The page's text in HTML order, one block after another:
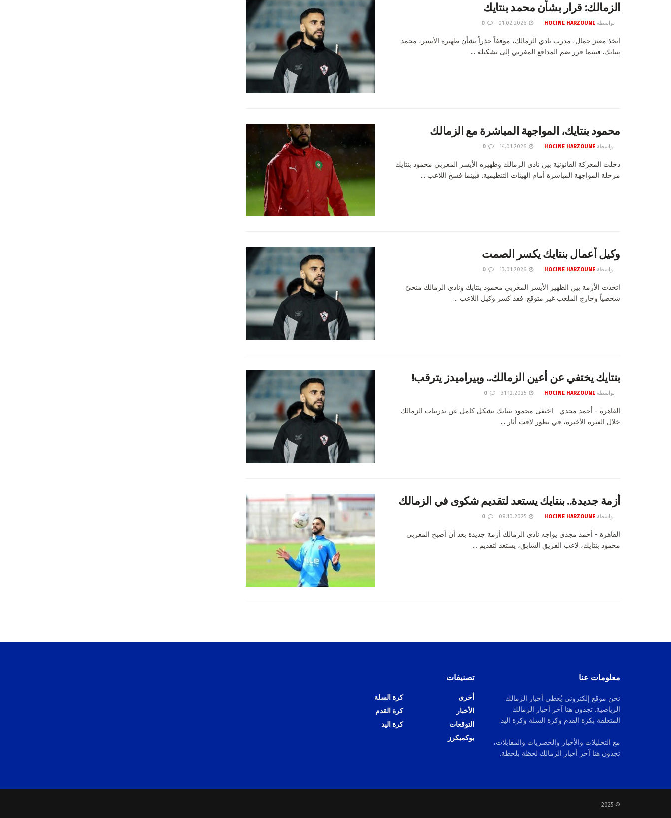
الزمالك: قرار بشأن محمد بنتايك
بواسطة HOCINE HARZOUNE
اتخذ معتز جمال، مدرب نادي الزمالك، موقفاً حذراً بشأن ظهيره الأيسر، محمد
بنتايك. فبينما قرر ضم المدافع المغربي إلى تشكيلة ...
محمود بنتايك، المواجهة المباشرة مع الزمالك
بواسطة HOCINE HARZOUNE
دخلت المعركة القانونية بين نادي الزمالك وظهيره الأيسر المغربي محمود بنتايك
مرحلة المواجهة المباشرة أمام الهيئات التنظيمية. فبينما فسخ اللاعب ...
وكيل أعمال بنتايك يكسر الصمت
بواسطة HOCINE HARZOUNE
اتخذت الأزمة بين الظهير الأيسر المغربي محمود بنتايك ونادي الزمالك منحىً
شخصياً وخارج الملعب غير متوقع. فقد كسر وكيل اللاعب ...
بنتايك يختفي عن أعين الزمالك.. وبيراميدز يترقب!
بواسطة HOCINE HARZOUNE
القاهرة - أحمد مجدي اختفى محمود بنتايك بشكل كامل عن تدريبات الزمالك
خلال الفترة الأخيرة، في تطور لافت أثار ...
أزمة جديدة.. بنتايك يستعد لتقديم شكوى في الزمالك
بواسطة HOCINE HARZOUNE
القاهرة - أحمد مجدي يواجه نادي الزمالك أزمة جديدة بعد أن أصبح المغربي
محمود بنتايك، لاعب الفريق السابق، يستعد لتقديم ...
معلومات عنا
نحن موقع إلكتروني يُغطي أخبار الزمالك
الرياضية. تجدون هنا آخر أخبار الزمالك
المتعلقة بكرة القدم وكرة السلة وكرة اليد.
مع التحليلات والأخبار والحصريات والمقابلات،
تجدون هنا آخر أخبار الزمالك لحظة بلحظة.
تصنيفات
أخرى
الأخبار
التوقعات
بوكميكرز
كرة السلة
كرة القدم
كرة اليد
© 2025